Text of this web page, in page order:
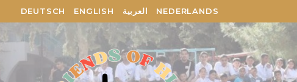
DEUTSCH ENGLISH العربية NEDERLANDS